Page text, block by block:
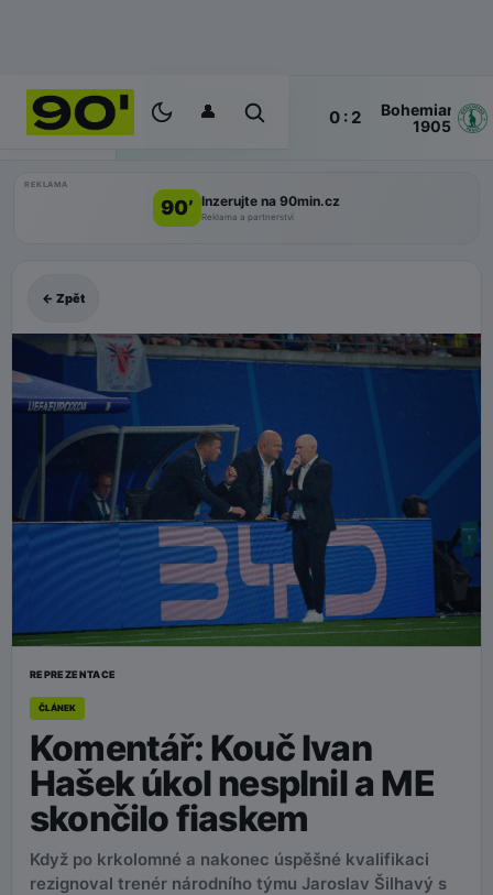
👤
ŽIVĚ 90' Zlin 0 : 2
Bohemians
1905
REKLAMA
90’ Inzerujte na 90min.cz
Reklama a partnerství
← Zpět
REPREZENTACE
ČLÁNEK
Komentář: Kouč Ivan
Hašek úkol nesplnil a ME
skončilo fiaskem
Když po krkolomné a nakonec úspěšné kvalifikaci
rezignoval trenér národního týmu Jaroslav Šilhavý s